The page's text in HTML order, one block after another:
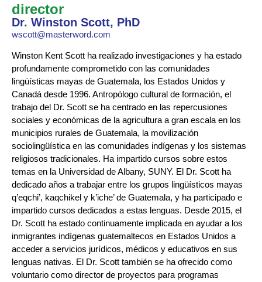
director
Dr. Winston Scott, PhD
wscott@masterword.com
Winston Kent Scott ha realizado investigaciones y ha estado
profundamente comprometido con las comunidades
lingüísticas mayas de Guatemala, los Estados Unidos y
Canadá desde 1996. Antropólogo cultural de formación, el
trabajo del Dr. Scott se ha centrado en las repercusiones
sociales y económicas de la agricultura a gran escala en los
municipios rurales de Guatemala, la movilización
sociolingüística en las comunidades indígenas y los sistemas
religiosos tradicionales. Ha impartido cursos sobre estos
temas en la Universidad de Albany, SUNY. El Dr. Scott ha
dedicado años a trabajar entre los grupos lingüísticos mayas
q’eqchi’, kaqchikel y k’iche’ de Guatemala, y ha participado e
impartido cursos dedicados a estas lenguas. Desde 2015, el
Dr. Scott ha estado continuamente implicada en ayudar a los
inmigrantes indígenas guatemaltecos en Estados Unidos a
acceder a servicios jurídicos, médicos y educativos en sus
lenguas nativas. El Dr. Scott también se ha ofrecido como
voluntario como director de proyectos para programas